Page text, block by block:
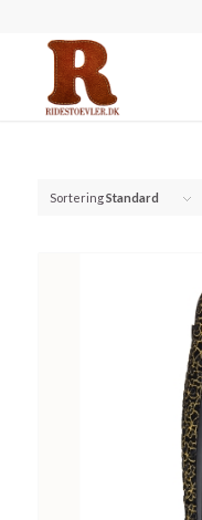
SorteringStandard